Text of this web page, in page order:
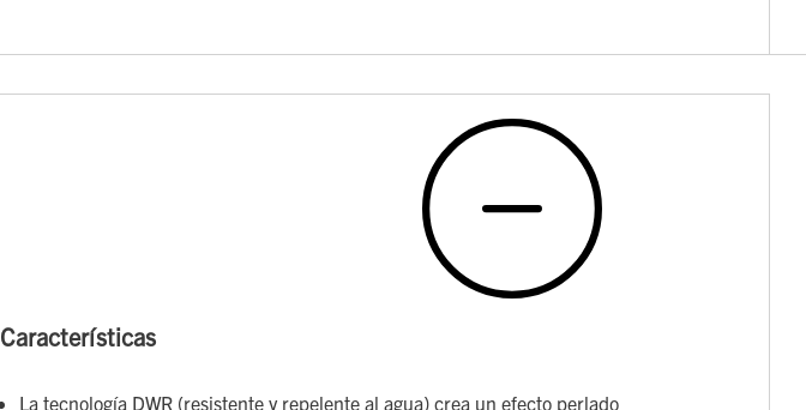
Características
La tecnología DWR (resistente y repelente al agua) crea un efecto perlado